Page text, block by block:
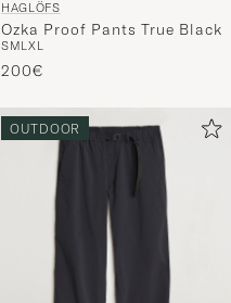
HAGLÖFS
Ozka Proof Pants True Black
SMLXL
200€
OUTDOOR